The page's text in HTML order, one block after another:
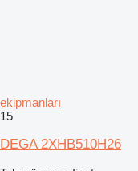
ekipmanları
15
DEGA 2XHB510H26